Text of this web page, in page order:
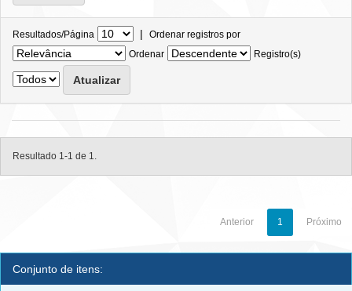
Resultados/Página | Ordenar registros por
Ordenar
Registro(s)
Resultado 1-1 de 1.
Anterior 1 Próximo
Conjunto de itens: